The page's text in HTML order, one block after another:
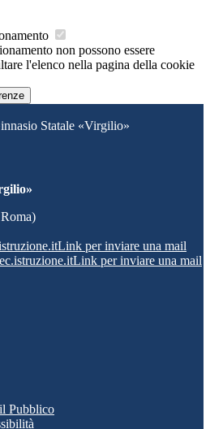
non possono essere
l'elenco nella pagina della cookie
Statale «Virgilio»
Link per inviare una mail
Link per inviare una mail
Pubblico